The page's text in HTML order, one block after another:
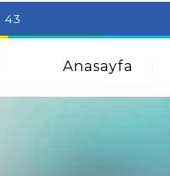
tutorials
People With Acne
43
Anasayfa